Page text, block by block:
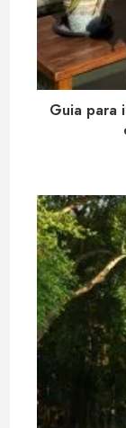
Guia para